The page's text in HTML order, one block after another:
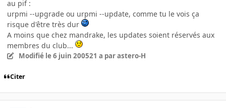
au pif :
urpmi --upgrade ou urpmi --update, comme tu le vois ça
risque d'être très dur
A moins que chez mandrake, les updates soient réservés aux
membres du club...
Modifié le 6 juin 200521 a par astero-H
Citer